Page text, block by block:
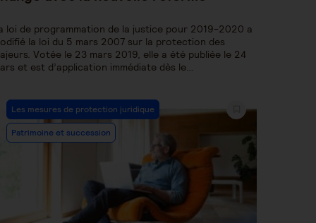
loi de programmation de la justice pour 2019-2020 a
la loi du 5 mars 2007 sur la protection des
Votée le 23 mars 2019, elle a été publiée le 24
et est d’application immédiate dès le…
Post
Category:
Les mesures de protection juridique
Patrimoine et succession